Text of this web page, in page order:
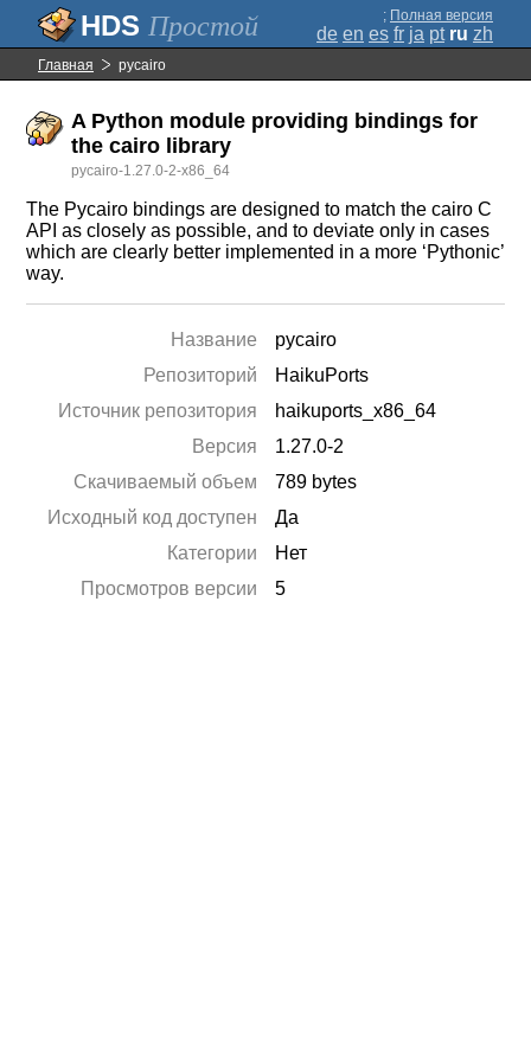
Простой ; Полная версия
de en es fr ja pt ru zh
Главная pycairo
A Python module providing bindings for
the cairo library
pycairo-1.27.0-2-x86_64
The Pycairo bindings are designed to match the cairo C
API as closely as possible, and to deviate only in cases
which are clearly better implemented in a more ‘Pythonic’
way.
Название
pycairo
Репозиторий
HaikuPorts
Источник репозитория
haikuports_x86_64
Версия
1.27.0-2
Скачиваемый объем
789 bytes
Исходный код доступен
Да
Категории
Нет
Просмотров версии
5